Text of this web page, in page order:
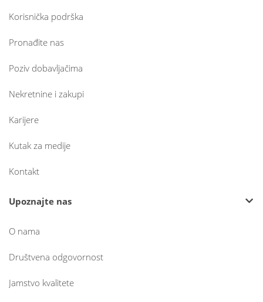
Korisnička podrška
Pronađite nas
Poziv dobavljačima
Nekretnine i zakupi
Karijere
Kutak za medije
Kontakt
Upoznajte nas
O nama
Društvena odgovornost
Jamstvo kvalitete